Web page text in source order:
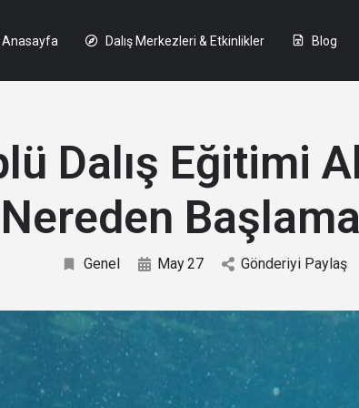
Dalış Merkezleri & Etkinlikler Blog
Dalış Eğitimi
Nereden
Genel May27 Gönderiyi Paylaş